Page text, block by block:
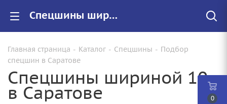
Спецшины шириной 10 купить в Саратове недорого, цены на резину 10 ширины
Главная страница - Каталог - Спецшины - Подбор
спецшин в Саратове
Спецшины шириной 10
в Саратове 0